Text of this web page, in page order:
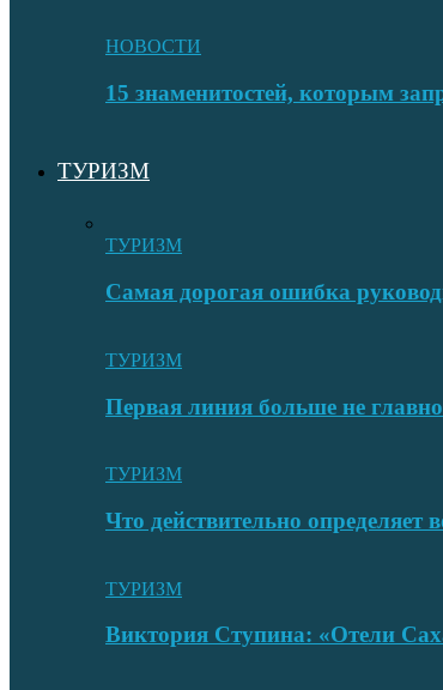
НОВОСТИ
15 знаменитостей, которым
ТУРИЗМ
ТУРИЗМ
Самая дорогая ошибка
ТУРИЗМ
Первая линия больше не
ТУРИЗМ
Что действительно определяет
ТУРИЗМ
Виктория Ступина: «Отели